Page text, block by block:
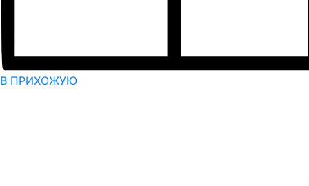
В ПРИХОЖУЮ